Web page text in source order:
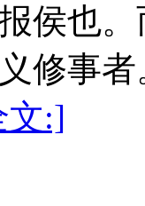
侯也
修事
文:]